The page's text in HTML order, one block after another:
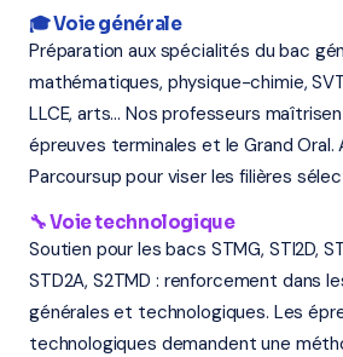
🎓 Voie générale
Préparation aux spécialités du bac
mathématiques, physique-chimie, SVT,
LLCE, arts... Nos professeurs
épreuves terminales et le Grand
Parcoursup pour viser les filières
🔧 Voie technologique
Soutien pour les bacs STMG, STI2D,
STD2A, S2TMD : renforcement dans
générales et technologiques. Les
technologiques demandent une